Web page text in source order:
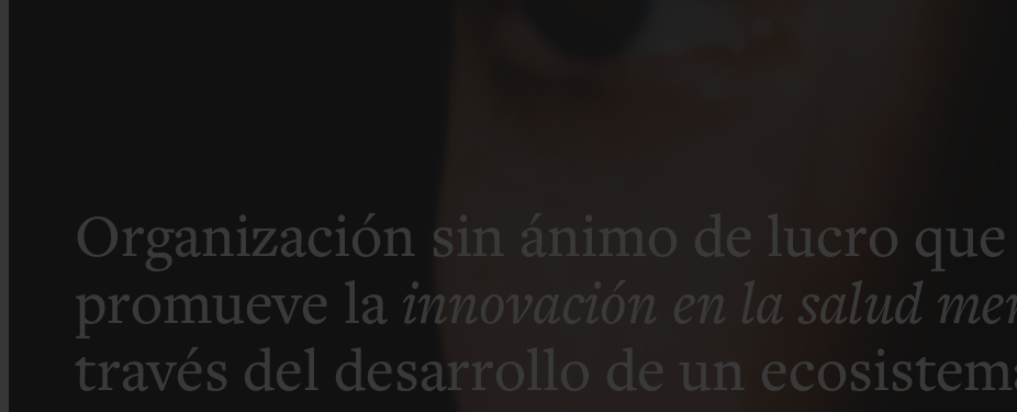
Organización sin ánimo de lucro que
promueve la innovación en la salud
través del desarrollo de un